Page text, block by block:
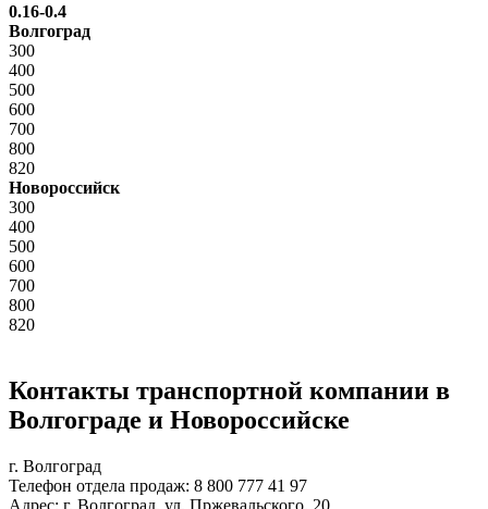
0.16-0.4
Волгоград
300
400
500
600
700
800
820
Новороссийск
300
400
500
600
700
800
820
Контакты транспортной компании в
Волгограде и Новороссийске
г. Волгоград
Телефон отдела продаж: 8 800 777 41 97
Адрес: г. Волгоград, ул. Пржевальского, 20